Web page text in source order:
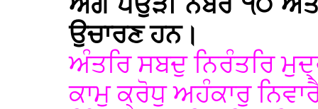
ਉਚਾਰਣ ਹਨ।
ਅੰਤਰਿ ਸਬਦੁ ਨਿਰੰਤਰਿ
ਕਾਮੁ ਕ੍ਰੋਧੁ ਅਹੰਕਾਰੁ